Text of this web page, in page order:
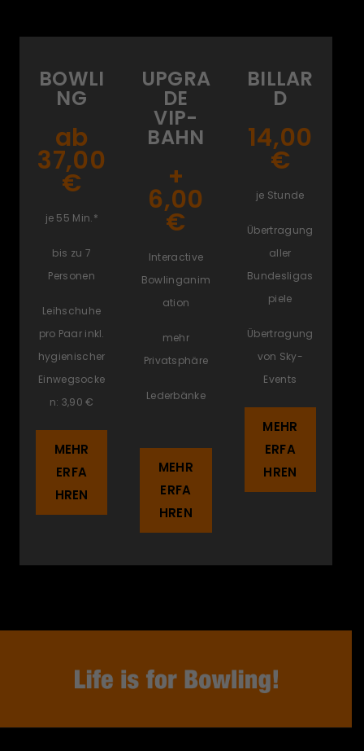
BOWLI
NG
ab
37,00
€
je 55 Min.*
bis zu 7
Personen
Leihschuhe
pro Paar inkl.
hygienischer
Einwegsocke
n: 3,90 €
MEHR
ERFA
HREN
UPGRA
DE
VIP-
BAHN
+
6,00
€
Interactive
Bowlinganim
ation
mehr
Privatsphäre
Lederbänke
MEHR
ERFA
HREN
BILLAR
D
14,00
€
je Stunde
Übertragung
aller
Bundesligas
piele
Übertragung
von Sky-
Events
MEHR
ERFA
HREN